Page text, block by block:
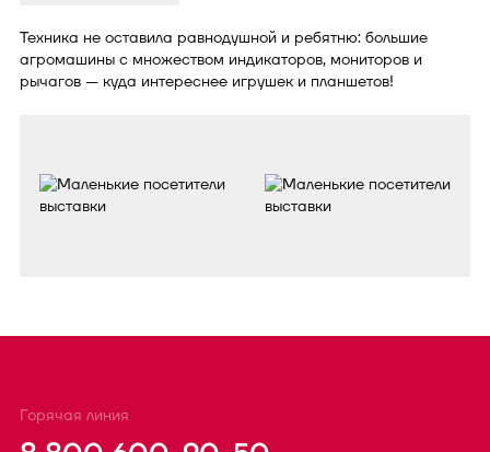
Техника не оставила равнодушной и ребятню: большие
агромашины с множеством индикаторов, мониторов и
рычагов — куда интереснее игрушек и планшетов!
Горячая линия